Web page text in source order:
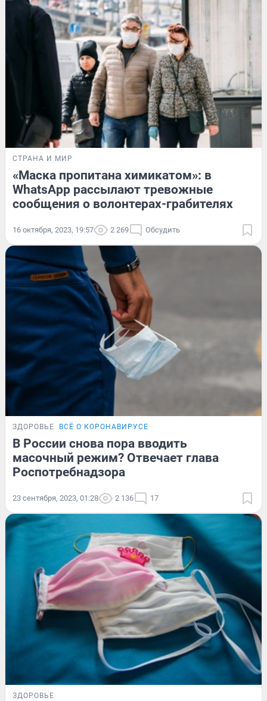
СТРАНА И МИР
«Маска пропитана химикатом»: в
WhatsApp рассылают тревожные
сообщения о волонтерах-грабителях
16 октября, 2023, 19:57 2 269 Обсудить
ЗДОРОВЬЕ ВСЁ О КОРОНАВИРУСЕ
В России снова пора вводить
масочный режим? Отвечает глава
Роспотребнадзора
23 сентября, 2023, 01:28 2 136 17
ЗДОРОВЬЕ